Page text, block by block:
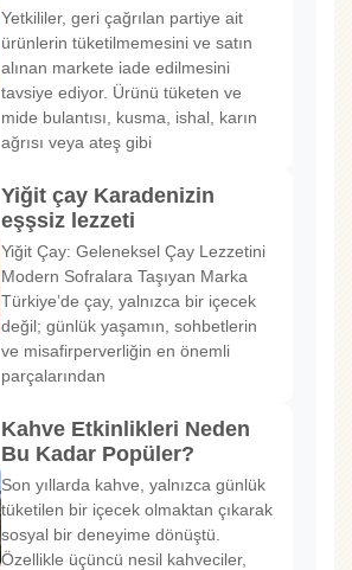
Yetkililer, geri çağrılan partiye ait
ürünlerin tüketilmemesini ve satın
alınan markete iade edilmesini
tavsiye ediyor. Ürünü tüketen ve
mide bulantısı, kusma, ishal, karın
ağrısı veya ateş gibi
Yiğit çay Karadenizin
eşşsiz lezzeti
Yiğit Çay: Geleneksel Çay Lezzetini
Modern Sofralara Taşıyan Marka
Türkiye’de çay, yalnızca bir içecek
değil; günlük yaşamın, sohbetlerin
ve misafirperverliğin en önemli
parçalarından
Kahve Etkinlikleri Neden
Bu Kadar Popüler?
Son yıllarda kahve, yalnızca günlük
tüketilen bir içecek olmaktan çıkarak
sosyal bir deneyime dönüştü.
Özellikle üçüncü nesil kahveciler,